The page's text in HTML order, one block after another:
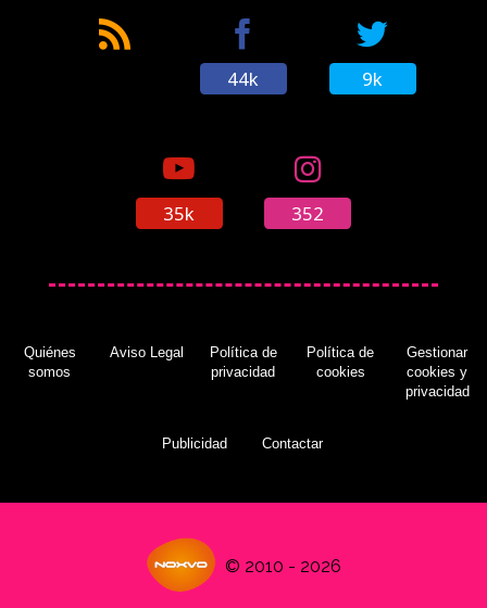
Ed Boon deja caer que 'Mortal Kombat XL' está
(20/01/2016)
Warner Bros. anuncia el 'XL Pack' para 'Mortal
Kombat X', y confirma los precios de los
diferentes packs y ediciones
44k 9k
35k 352
Quiénes
somos
Aviso Legal
Política de
privacidad
Política de
cookies
Gestionar
cookies y
privacidad
Publicidad Contactar
© 2010 - 2026